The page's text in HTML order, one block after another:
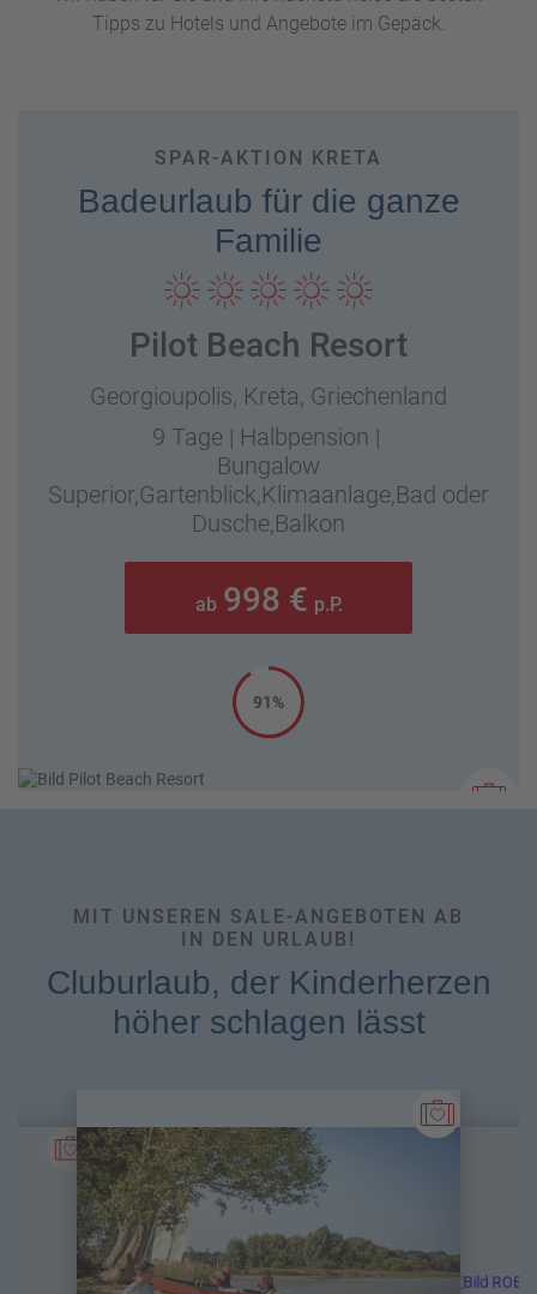
Familienhotel müssen Sie sich keine Gedanken um
Mahlzeiten, die kleinen Snacks zwischendurch oder
3. Kostenkontrolle– Bei Ferien in einem All Inclusive Hotel
wissen Sie im Voraus genau, wie viel Sie für Ihre Unterkunft,
Mahlzeiten, Snacks und Getränke ausgeben werden.
Dadurch haben Sie eine bessere Kontrolle über Ihre
Ausgaben und Ihr Urlaubsbudget.
Tipps zu Hotels und Angebote im Gepäck.
SPAR-AKTION KRETA
Badeurlaub für die ganze
Familie
Pilot Beach Resort
Georgioupolis, Kreta, Griechenland
9 Tage | Halbpension |
Bungalow
Superior,Gartenblick,Klimaanlage,Bad oder
Dusche,Balkon
ab 998 € p.P.
91%
MIT UNSEREN SALE-ANGEBOTEN AB
IN DEN URLAUB!
Cluburlaub, der Kinderherzen
höher schlagen lässt